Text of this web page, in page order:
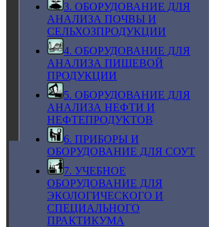
3. ОБОРУДОВАНИЕ ДЛЯ
АНАЛИЗА ПОЧВЫ И
СЕЛЬХОЗПРОДУКЦИИ
4. ОБОРУДОВАНИЕ ДЛЯ
АНАЛИЗА ПИЩЕВОЙ
ПРОДУКЦИИ
5. ОБОРУДОВАНИЕ ДЛЯ
АНАЛИЗА НЕФТИ И
НЕФТЕПРОДУКТОВ
6. ПРИБОРЫ И
ОБОРУДОВАНИЕ ДЛЯ СОУТ
7. УЧЕБНОЕ
ОБОРУДОВАНИЕ ДЛЯ
ЭКОЛОГИЧЕСКОГО И
СПЕЦИАЛЬНОГО
ПРАКТИКУМА